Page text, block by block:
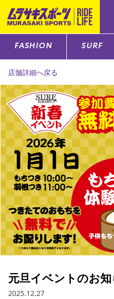
CATEGORY
サーフTOP
スノーTOP
スケートTOP
CONTENTS
ブランド一覧
特集一覧
FASHION SURF
店舗詳細へ戻る
元旦イベントのお
2025.12.27